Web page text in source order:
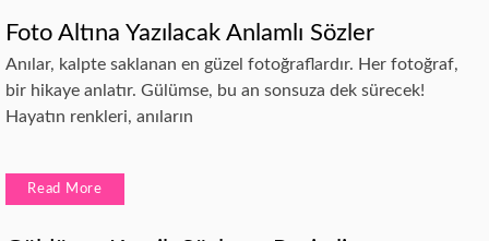
Foto Altına Yazılacak Anlamlı Sözler
Anılar, kalpte saklanan en güzel fotoğraflardır. Her fotoğraf,
bir hikaye anlatır. Gülümse, bu an sonsuza dek sürecek!
Hayatın renkleri, anıların
Read More